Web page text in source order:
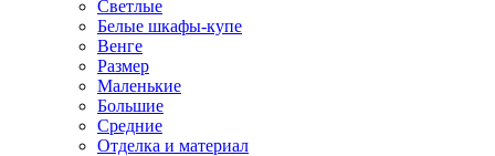
Светлые
Белые шкафы-купе
Венге
Размер
Маленькие
Большие
Средние
Отделка и материал